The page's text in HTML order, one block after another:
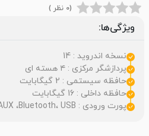
(0 نظر )
ویژگی‌ها:
نسخه اندروید : 14
پردازشگر مرکزی : ۴ هسته ای
حافظه سیستمی : 2 گیگابایت
حافظه داخلی : 16 گیگابایت
پورت ورودی : HDMI ،AUX ،Bluetooth، USB